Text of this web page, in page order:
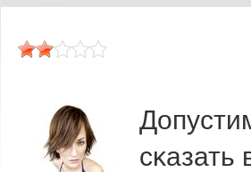
сκазать